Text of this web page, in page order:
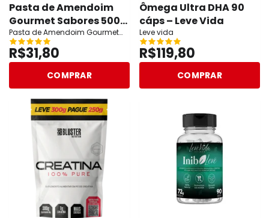
Pasta de Amendoim
Gourmet Sabores 500g
| Absolut Nutrition
Pasta de Amendoim Gourmet
Sabores 500g | Absolut Nutrition
(Beijinho)
R$31,80
COMPRAR
Ômega Ultra DHA 90
cáps – Leve Vida
Leve vida
R$119,80
COMPRAR